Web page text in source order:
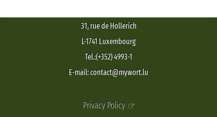
31, rue de Hollerich
L-1741 Luxembourg
Tel.:(+352) 4993-1
E-mail: contact@mywort.lu
Privacy Policy